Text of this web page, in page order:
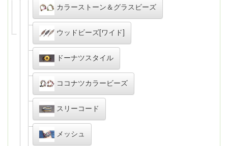
カラーストーン＆グラスビーズ
ウッドビーズ[ワイド]
ドーナツスタイル
ココナツカラービーズ
スリーコード
メッシュ